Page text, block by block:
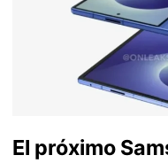
El próximo